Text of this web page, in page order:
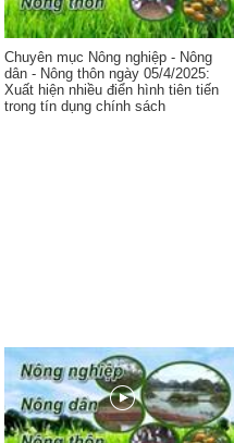
Chuyên mục Nông nghiệp - Nông
dân - Nông thôn ngày 05/4/2025:
Xuất hiện nhiều điển hình tiên tiến
trong tín dụng chính sách